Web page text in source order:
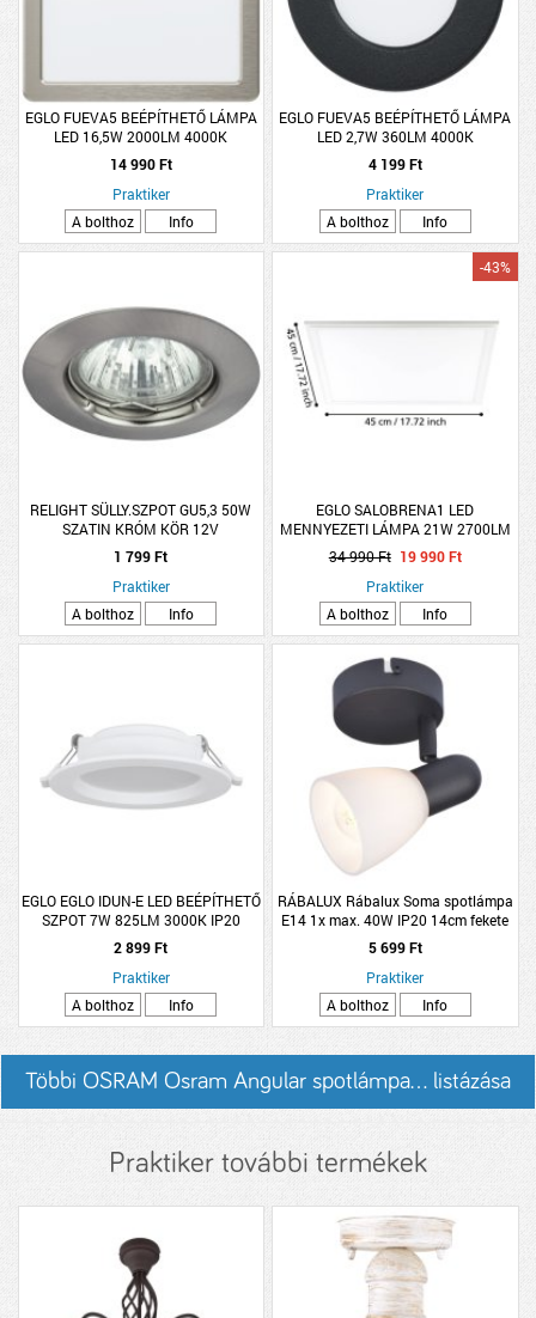
EGLO FUEVA5 BEÉPÍTHETŐ LÁMPA
LED 16,5W 2000LM 4000K
21,6X21,6CM MATTNIKKEL
14 990 Ft
Praktiker
A bolthoz
Info
EGLO FUEVA5 BEÉPÍTHETŐ LÁMPA
LED 2,7W 360LM 4000K
ÁTMÉRŐ:8,6CM FEKETE
4 199 Ft
Praktiker
A bolthoz
Info
RELIGHT SÜLLY.SZPOT GU5,3 50W
SZATIN KRÓM KÖR 12V
1 799 Ft
Praktiker
A bolthoz
Info
EGLO SALOBRENA1 LED
MENNYEZETI LÁMPA 21W 2700LM
45X45CM 4000K KIEMELŐ
KERETTEL
-43%
34 990 Ft 19 990 Ft
Praktiker
A bolthoz
Info
EGLO EGLO IDUN-E LED BEÉPÍTHETŐ
SZPOT 7W 825LM 3000K IP20
11,7CM FEHÉR
2 899 Ft
Praktiker
A bolthoz
Info
RÁBALUX Rábalux Soma spotlámpa
E14 1x max. 40W IP20 14cm fekete
5 699 Ft
Praktiker
A bolthoz
Info
Többi OSRAM Osram Angular spotlámpa... listázása
Praktiker további termékek